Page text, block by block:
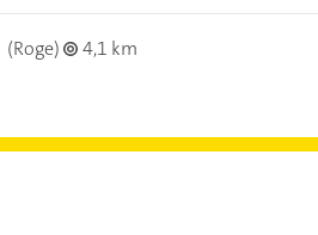
(Roge)
4,1 km